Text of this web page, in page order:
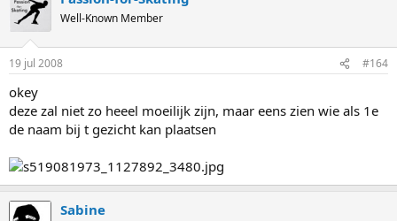
Well-Known Member
19 jul 2008 #164
okey
deze zal niet zo heeel moeilijk zijn, maar eens zien wie als 1e
de naam bij t gezicht kan plaatsen
Sabine